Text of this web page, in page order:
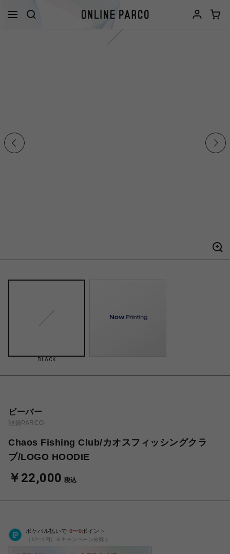
BLACK
ビーバー
池袋PARCO
Chaos Fishing Club/カオスフィッシングクラ
ブ/LOGO HOODIE
￥22,000 税込
ポケパル払いで 0〜0ポイント
（1P=1円）※キャンペーン分除く